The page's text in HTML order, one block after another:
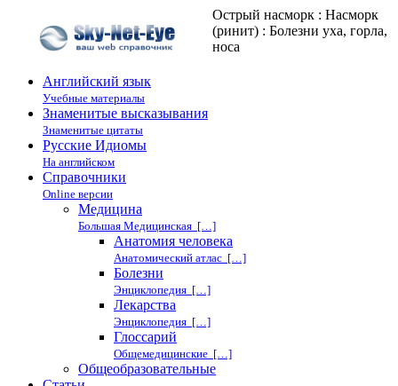
Острый насморк : Насморк
(ринит) : Болезни уха, горла,
носа
Английский язык
Учебные материалы
Знаменитые высказывания
Знаменитые цитаты
Русские Идиомы
На английском
Справочники
Online версии
Медицина
Большая Медицинская […]
Анатомия человека
Анатомический атлас […]
Болезни
Энциклопедия […]
Лекарства
Энциклопедия […]
Глоссарий
Общемедицинские […]
Общеобразовательные